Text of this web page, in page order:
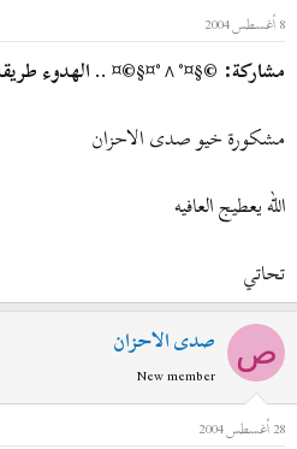
8 أغسطس 2004
مشاركة: ©§¤°^°¤§©¤ .. الهدوء
مشكورة خيو صدى الاحزان
الله يعطيج العافيه
تحاتي
ص صدى الاحزان
New member
28 أغسطس 2004